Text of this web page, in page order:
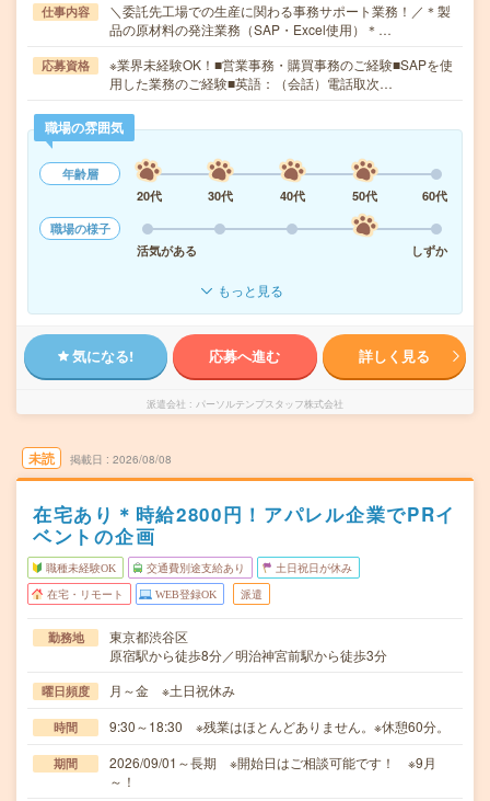
仕事内容
＼委託先工場での生産に関わる事務サポート業務！／＊製
品の原材料の発注業務（SAP・Excel使用）＊…
応募資格
※業界未経験OK！■営業事務・購買事務のご経験■SAPを使
用した業務のご経験■英語：（会話）電話取次…
職場の雰囲気
年齢層
20代
30代 40代 50代
60代
職場の様子
活気がある
しずか
もっと見る
気になる! 応募へ進む 詳しく見る
派遣会社 パーソルテンプスタッフ株式会社
未読 掲載日 2026/08/08
在宅あり＊時給2800円！アパレル企業でPRイ
ベントの企画
職種未経験OK 交通費別途支給あり 土日祝日が休み
在宅・リモート WEB登録OK 派遣
勤務地
東京都渋谷区
原宿駅から徒歩8分／明治神宮前駅から徒歩3分
曜日頻度 月～金 ※土日祝休み
時間 9:30～18:30 ※残業はほとんどありません。※休憩60分。
期間
2026/09/01～長期 ※開始日はご相談可能です！ ※9月
～！